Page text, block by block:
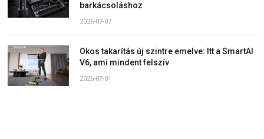
barkácsoláshoz
2026-07-07
Okos takarítás új szintre emelve: Itt a SmartAI
V6, ami mindent felszív
2026-07-01